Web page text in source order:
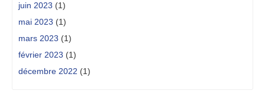
juin 2023 (1)
mai 2023 (1)
mars 2023 (1)
février 2023 (1)
décembre 2022 (1)